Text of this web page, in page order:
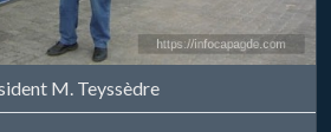
M. Teyssèdre